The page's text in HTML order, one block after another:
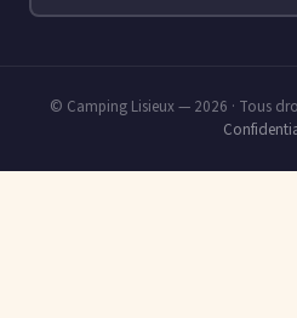
© Camping Lisieux — 2026 · Tous